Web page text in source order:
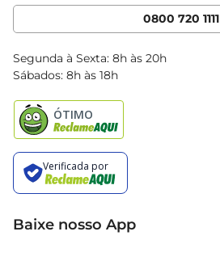
Cencosud Media
Clube Bretas
Blog Bretas
Black Friday
0800 720 1111
Segunda à Sexta: 8h às 20h
Sábados: 8h às 18h
Baixe nosso App